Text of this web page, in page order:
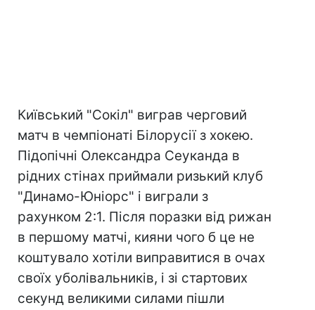
Київський "Сокіл" виграв черговий
матч в чемпіонаті Білорусії з хокею.
Підопічні Олександра Сеуканда в
рідних стінах приймали ризький клуб
"Динамо-Юніорс" і виграли з
рахунком 2:1. Після поразки від рижан
в першому матчі, кияни чого б це не
коштувало хотіли виправитися в очах
своїх уболівальників, і зі стартових
секунд великими силами пішли